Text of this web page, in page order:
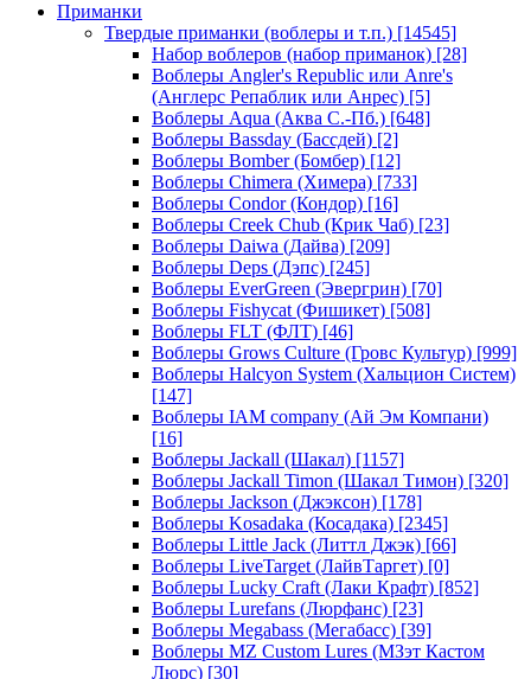
Приманки
Твердые приманки (воблеры и т.п.) [14545]
Набор воблеров (набор приманок) [28]
Воблеры Angler's Republic или Anre's
(Англерс Репаблик или Анрес) [5]
Воблеры Aqua (Аква С.-Пб.) [648]
Воблеры Bassday (Бассдей) [2]
Воблеры Bomber (Бомбер) [12]
Воблеры Chimera (Химера) [733]
Воблеры Condor (Кондор) [16]
Воблеры Creek Chub (Крик Чаб) [23]
Воблеры Daiwa (Дайва) [209]
Воблеры Deps (Дэпс) [245]
Воблеры EverGreen (Эвергрин) [70]
Воблеры Fishycat (Фишикет) [508]
Воблеры FLT (ФЛТ) [46]
Воблеры Grows Culture (Гровс Культур) [999]
Воблеры Halcyon System (Хальцион Систем)
[147]
Воблеры IAM company (Ай Эм Компани)
[16]
Воблеры Jackall (Шакал) [1157]
Воблеры Jackall Timon (Шакал Тимон) [320]
Воблеры Jackson (Джэксон) [178]
Воблеры Kosadaka (Косадака) [2345]
Воблеры Little Jack (Литтл Джэк) [66]
Воблеры LiveTarget (ЛайвТаргет) [0]
Воблеры Lucky Craft (Лаки Крафт) [852]
Воблеры Lurefans (Люрфанс) [23]
Воблеры Megabass (Мегабасс) [39]
Воблеры MZ Custom Lures (МЗэт Кастом
Люрс) [30]